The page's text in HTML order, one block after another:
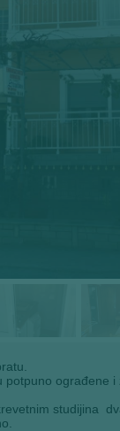
ograđene
studijina